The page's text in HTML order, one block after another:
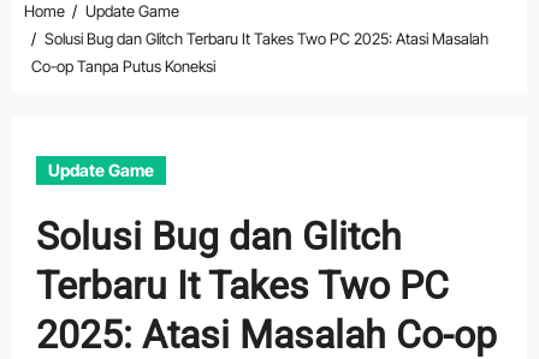
Home
Update Game
Solusi Bug dan Glitch Terbaru It Takes Two PC 2025: Atasi Masalah
Co-op Tanpa Putus Koneksi
Update Game
Solusi Bug dan Glitch
Terbaru It Takes Two PC
2025: Atasi Masalah Co-op